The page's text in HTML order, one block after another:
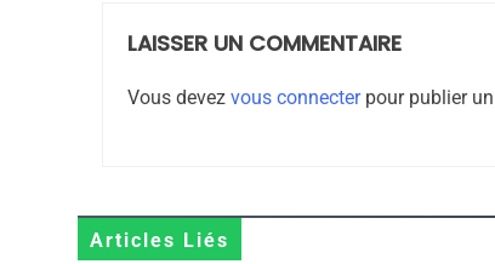
LAISSER UN COMMENTAIRE
Vous devez vous connecterpour publier
Articles Liés
Terroir